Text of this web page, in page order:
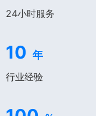
24小时服务
10 年
行业经验